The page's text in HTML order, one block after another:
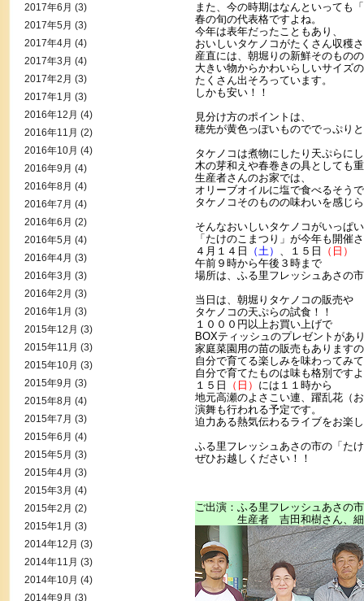
また、今の時期はなんといっても
春の旬の代表格ですよね。
今年は表年だったこともあり、
おいしいタケノコがたくさん収穫
産直には、朝堀りの新鮮そのもの
大きい物からかわいらしいサイズ
たくさん出そろっています。
しかも安い！！
見分け方のポイントは、
穂先が黄色っぽいものででっぷり
タケノコは煮物にしたり天ぷらに
木の芽和えや春巻きの具としても
生産者さんのお家では、
オリーブオイルに塩で食べるそう
タケノコそのものの味わいを感じ
そんなおいしいタケノコがいっぱ
「たけのこまつり」が今年も開催
４月１４日
（土） 、１５日
（日）
午前９時から午後３時まで
場所は、ふる里フレッシュあさの
当日は、朝堀りタケノコの販売や
タケノコの天ぷらの試食！！
１０００円以上お買い上げで
BOXティッシュのプレゼントがあ
家庭菜園用の苗の販売もあります
自分で育てる楽しみを味わってみ
自分で育てたものは味も格別です
１５日
（日） には１１時から
地元高瀬のよさこい連、躍乱花（
演舞も行われる予定です。
迫力ある熱気伝わるライブをお楽
ふる里フレッシュあさの市の「た
ぜひお越しください！！
ご出演：ふる里フレッシュあさの
生産者 吉田和樹さん、細
2017年6月 (3)
2017年5月 (3)
2017年4月 (4)
2017年3月 (4)
2017年2月 (3)
2017年1月 (3)
2016年12月 (4)
2016年11月 (2)
2016年10月 (4)
2016年9月 (4)
2016年8月 (4)
2016年7月 (4)
2016年6月 (2)
2016年5月 (4)
2016年4月 (3)
2016年3月 (3)
2016年2月 (3)
2016年1月 (3)
2015年12月 (3)
2015年11月 (3)
2015年10月 (3)
2015年9月 (3)
2015年8月 (4)
2015年7月 (3)
2015年6月 (4)
2015年5月 (3)
2015年4月 (3)
2015年3月 (4)
2015年2月 (2)
2015年1月 (3)
2014年12月 (3)
2014年11月 (3)
2014年10月 (4)
2014年9月 (3)